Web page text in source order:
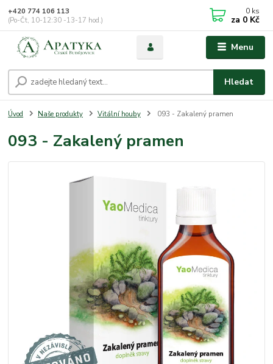
Menu
Hledat
+420 774 106 113
(Po-Čt, 10-12:30 -13-17 hod.)
0 ks
za 0 Kč
Úvod Naše produkty Vitální houby 093 - Zakalený pramen
093 - Zakalený pramen